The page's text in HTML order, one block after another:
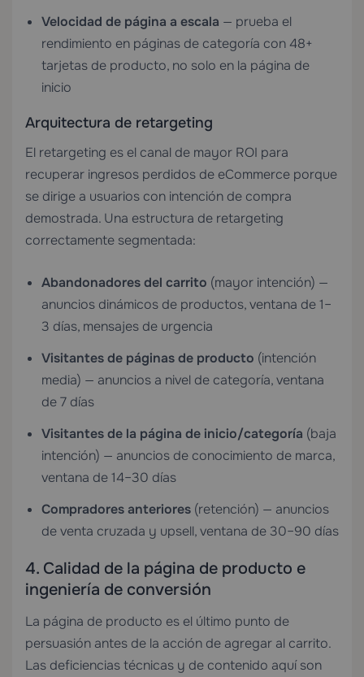
Velocidad de página a escala — prueba el
rendimiento en páginas de categoría con 48+
tarjetas de producto, no solo en la página de
inicio
Arquitectura de retargeting
El retargeting es el canal de mayor ROI para
recuperar ingresos perdidos de eCommerce porque
se dirige a usuarios con intención de compra
demostrada. Una estructura de retargeting
correctamente segmentada:
Abandonadores del carrito (mayor intención) —
anuncios dinámicos de productos, ventana de 1–
3 días, mensajes de urgencia
Visitantes de páginas de producto (intención
media) — anuncios a nivel de categoría, ventana
de 7 días
Visitantes de la página de inicio/categoría (baja
intención) — anuncios de conocimiento de marca,
ventana de 14–30 días
Compradores anteriores (retención) — anuncios
de venta cruzada y upsell, ventana de 30–90 días
4. Calidad de la página de producto e
ingeniería de conversión
La página de producto es el último punto de
persuasión antes de la acción de agregar al carrito.
Las deficiencias técnicas y de contenido aquí son